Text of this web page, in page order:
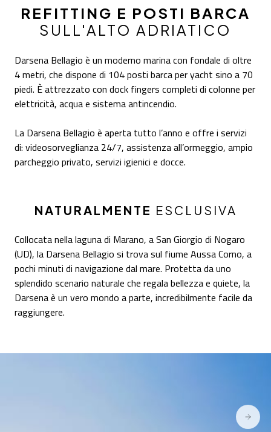
REFITTING E POSTI BARCA
SULL'ALTO ADRIATICO
Darsena Bellagio è un moderno marina con fondale di oltre
4 metri, che dispone di 104 posti barca per yacht sino a 70
piedi. È attrezzato con dock fingers completi di colonne per
elettricità, acqua e sistema antincendio.
La Darsena Bellagio è aperta tutto l’anno e offre i servizi
di: videosorveglianza 24/7, assistenza all’ormeggio, ampio
parcheggio privato, servizi igienici e docce.
NATURALMENTE ESCLUSIVA
Collocata nella laguna di Marano, a San Giorgio di Nogaro
(UD), la Darsena Bellagio si trova sul fiume Aussa Corno, a
pochi minuti di navigazione dal mare. Protetta da uno
splendido scenario naturale che regala bellezza e quiete, la
Darsena è un vero mondo a parte, incredibilmente facile da
raggiungere.